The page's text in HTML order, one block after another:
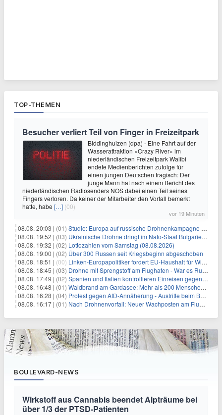
TOP-THEMEN
Besucher verliert Teil von Finger in Freizeitpark
Biddinghuizen (dpa) - Eine Fahrt auf der
Wasserattraktion «Crazy River» im
niederländischen Freizeitpark Walibi
endete Medienberichten zufolge für
einen jungen Deutschen tragisch: Der
junge Mann hat nach einem Bericht des
niederländischen Radiosenders NOS dabei einen Teil seines
Fingers verloren. Da keiner der Mitarbeiter den Vorfall bemerkt
hatte, habe […] (00)
vor 19 Minuten
08.08. 20:03 | (01) Studie: Europa auf russische Drohnenkampagne unzureichend vorbereitet
08.08. 19:52 | (03) Ukrainische Drohne dringt im Nato-Staat Bulgarien ein
08.08. 19:32 | (02) Lottozahlen vom Samstag (08.08.2026)
08.08. 19:00 | (02) Über 300 Russen seit Kriegsbeginn abgeschoben
08.08. 18:51 | (00) Linken-Europapolitiker fordert EU-Haushalt für Wirtschaftsumbau
08.08. 18:45 | (03) Drohne mit Sprengstoff am Flughafen - War es Russland?
08.08. 17:49 | (02) Spanien und Italien kontrollieren Einreisen gegenseitig
08.08. 16:48 | (01) Waldbrand am Gardasee: Mehr als 200 Menschen evakuiert
08.08. 16:28 | (04) Protest gegen AfD-Annäherung - Austritte beim BSW Sachsen-Anhalt
08.08. 16:17 | (01) Nach Drohnenvorfall: Neuer Wachposten am Flughafen
BOULEVARD-NEWS
Wirkstoff aus Cannabis beendet Alpträume bei
über 1/3 der PTSD-Patienten